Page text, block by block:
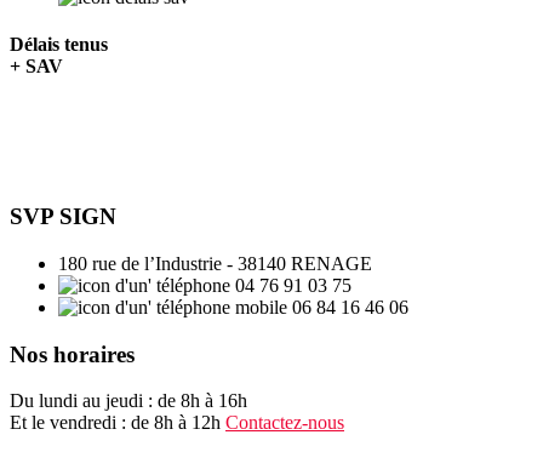
Délais tenus
+ SAV
SVP SIGN
180 rue de l’Industrie - 38140 RENAGE
04 76 91 03 75
06 84 16 46 06
Nos horaires
Du lundi au jeudi : de 8h à 16h
Et le vendredi : de 8h à 12h Contactez-nous